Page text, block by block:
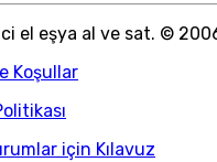
el eşya al ve sat. ©
Koşullar
için Kılavuz